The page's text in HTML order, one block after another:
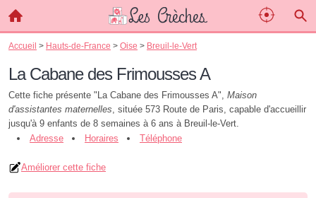
Accueil > Hauts-de-France > Oise > Breuil-le-Vert
La Cabane des Frimousses A
Cette fiche présente "La Cabane des Frimousses A", Maison
d'assistantes maternelles, située 573 Route de Paris, capable d'accueillir
jusqu'à 9 enfants de 8 semaines à 6 ans à Breuil-le-Vert.
Adresse
Horaires Téléphone
Améliorer cette fiche